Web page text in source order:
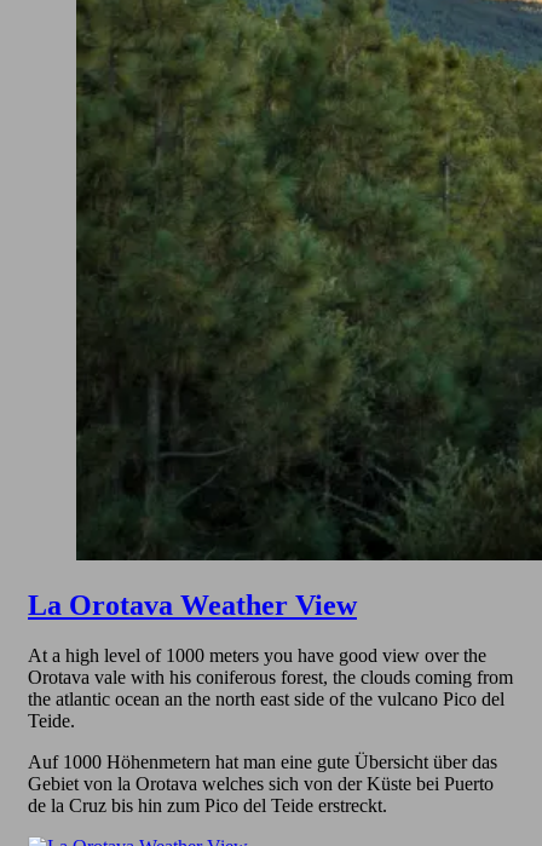
La Orotava Weather View
At a high level of 1000 meters you have good view over the
Orotava vale with his coniferous forest, the clouds coming from
the atlantic ocean an the north east side of the vulcano Pico del
Teide.
Auf 1000 Höhenmetern hat man eine gute Übersicht über das
Gebiet von la Orotava welches sich von der Küste bei Puerto
de la Cruz bis hin zum Pico del Teide erstreckt.